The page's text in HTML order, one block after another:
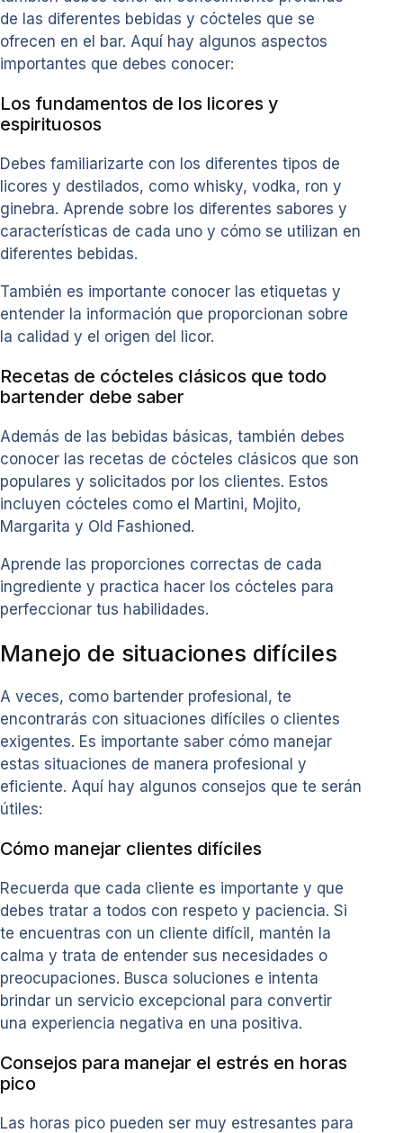
de las diferentes bebidas y cócteles que se
ofrecen en el bar. Aquí hay algunos aspectos
importantes que debes conocer:
Los fundamentos de los licores y
espirituosos
Debes familiarizarte con los diferentes tipos de
licores y destilados, como whisky, vodka, ron y
ginebra. Aprende sobre los diferentes sabores y
características de cada uno y cómo se utilizan en
diferentes bebidas.
También es importante conocer las etiquetas y
entender la información que proporcionan sobre
la calidad y el origen del licor.
Recetas de cócteles clásicos que todo
bartender debe saber
Además de las bebidas básicas, también debes
conocer las recetas de cócteles clásicos que son
populares y solicitados por los clientes. Estos
incluyen cócteles como el Martini, Mojito,
Margarita y Old Fashioned.
Aprende las proporciones correctas de cada
ingrediente y practica hacer los cócteles para
perfeccionar tus habilidades.
Manejo de situaciones difíciles
A veces, como bartender profesional, te
encontrarás con situaciones difíciles o clientes
exigentes. Es importante saber cómo manejar
estas situaciones de manera profesional y
eficiente. Aquí hay algunos consejos que te serán
útiles:
Cómo manejar clientes difíciles
Recuerda que cada cliente es importante y que
debes tratar a todos con respeto y paciencia. Si
te encuentras con un cliente difícil, mantén la
calma y trata de entender sus necesidades o
preocupaciones. Busca soluciones e intenta
brindar un servicio excepcional para convertir
una experiencia negativa en una positiva.
Consejos para manejar el estrés en horas
pico
Las horas pico pueden ser muy estresantes para